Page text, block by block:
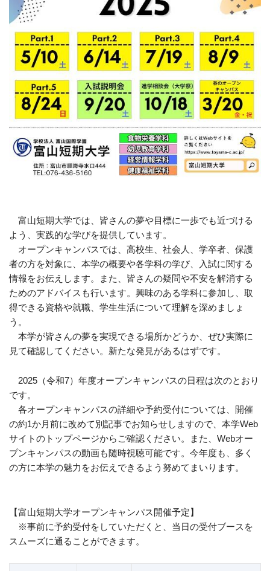
富山短期大学では、皆さんの夢や目標に一歩でも近づける
よう、実践的な学びを提供しています。
オープンキャンパスでは、高校生、社会人、学卒者、保護
者の方を対象に、本学の概要や各学科の学び、入試に関する
情報をお伝えします。また、皆さんの疑問や不安を解消する
ためのアドバイスも行います。興味のある学科に参加し、取
得できる資格や就職、学生生活について理解を深めましょ
う。
本学が皆さんの夢を実現できる場所かどうか、ぜひ実際に
見て確認してください。新たな発見があるはずです。
2025（令和7）年度オープンキャンパスの日程は次のとおり
です。
各オープンキャンパスの詳細や予約受付については、開催
の約1か月前に改めて別記事でお知らせしますので、本学Web
サイトのトップページからご確認ください。また、Webオー
プンキャンパスの動画も随時視聴可能です。今年度も、多く
の方に本学の魅力をお伝えできるよう努めてまいります。
【富山短期大学オープンキャンパス開催予定】
※事前に予約受付をしていただくと、当日の受付ブースを
スムーズに通ることができます。